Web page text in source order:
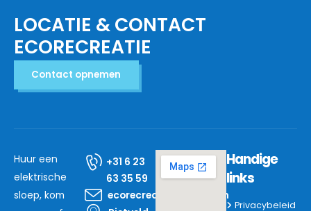
LOCATIE & CONTACT
ECORECREATIE
Contact opnemen
Huur een
elektrische
sloep, kom
+31 6 23
63 35 59
ecorecreatie@mail.com
Handige
links
Privacybeleid